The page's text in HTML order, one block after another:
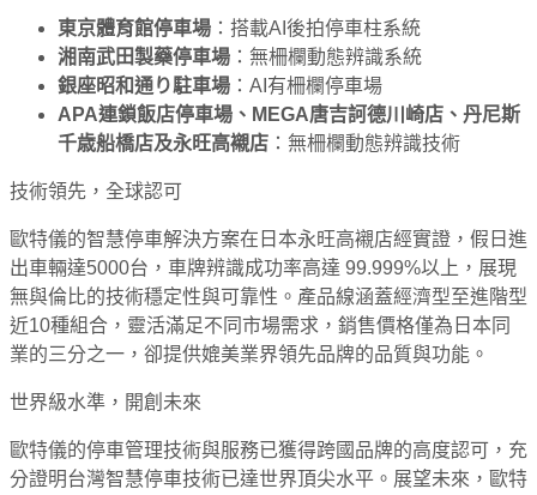
東京體育館停車場 ：搭載AI後拍停車柱系統
湘南武田製藥停車場 ：無柵欄動態辨識系統
銀座昭和通り駐車場 ：AI有柵欄停車場
APA連鎖飯店停車場、MEGA唐吉訶德川崎店、丹尼斯
千歳船橋店及永旺高襯店 ：無柵欄動態辨識技術
技術領先，全球認可
歐特儀的智慧停車解決方案在日本永旺高襯店經實證，假日進
出車輛達5000台，車牌辨識成功率高達 99.999%以上，展現
無與倫比的技術穩定性與可靠性。產品線涵蓋經濟型至進階型
近10種組合，靈活滿足不同市場需求，銷售價格僅為日本同
業的三分之一，卻提供媲美業界領先品牌的品質與功能。
世界級水準，開創未來
歐特儀的停車管理技術與服務已獲得跨國品牌的高度認可，充
分證明台灣智慧停車技術已達世界頂尖水平。展望未來，歐特